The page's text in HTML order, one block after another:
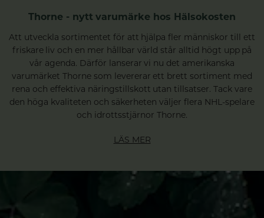
Thorne - nytt varumärke hos Hälsokosten
Att utveckla sortimentet för att hjälpa fler människor till ett
friskare liv och en mer hållbar värld står alltid högt upp på
vår agenda. Därför lanserar vi nu det amerikanska
varumärket Thorne som levererar ett brett sortiment med
rena och effektiva näringstillskott utan tillsatser. Tack vare
den höga kvaliteten och säkerheten väljer flera NHL-spelare
och idrottsstjärnor Thorne.
LÄS MER